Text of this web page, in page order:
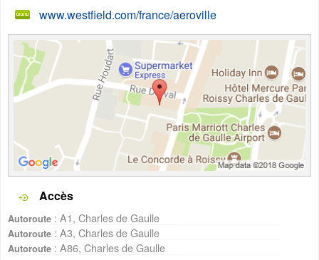
www.westfield.com/france/aeroville
Accès
Autoroute : A1, Charles de Gaulle
Autoroute : A3, Charles de Gaulle
Autoroute : A86, Charles de Gaulle